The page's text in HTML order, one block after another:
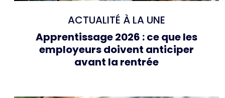
ACTUALITÉ À LA UNE
Apprentissage 2026 : ce que les
employeurs doivent anticiper
avant la rentrée